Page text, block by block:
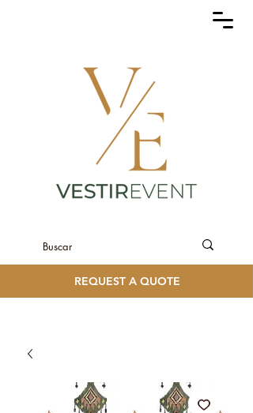
REQUEST A QUOTE